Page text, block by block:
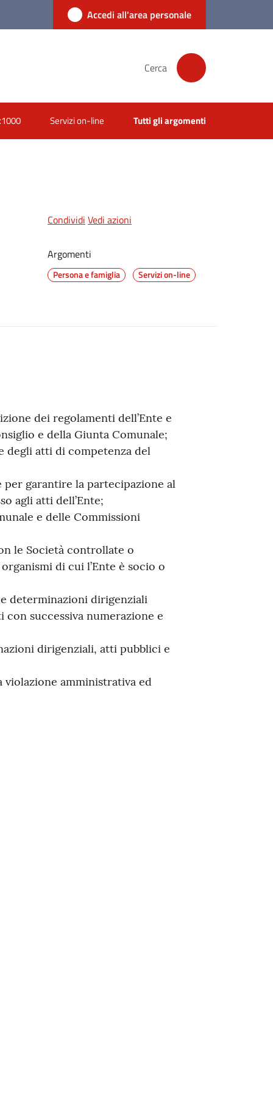
Accedi all'area personale
Cerca
Servizi on-line Tutti gli argomenti
Condividi Vedi azioni
Argomenti
Persona e famiglia Servizi on-line
dei regolamenti dell’Ente e
e della Giunta Comunale;
atti di competenza del
garantire la partecipazione al
agli atti dell’Ente;
e delle Commissioni
le Società controllate o
di cui l’Ente è socio o
determinazioni dirigenziali
successiva numerazione e
dirigenziali, atti pubblici e
amministrativa ed